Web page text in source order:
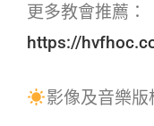
更多教會推薦：
https://
影像及音樂